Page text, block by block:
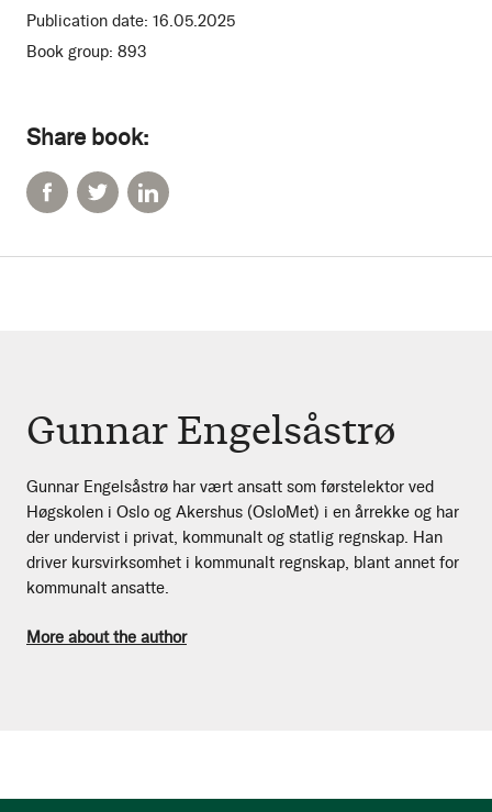
Share book:
Publication date: 16.05.2025
Book group: 893
Gunnar Engelsåstrø
Gunnar Engelsåstrø har vært ansatt som førstelektor ved
Høgskolen i Oslo og Akershus (OsloMet) i en årrekke og har
der undervist i privat, kommunalt og statlig regnskap. Han
driver kursvirksomhet i kommunalt regnskap, blant annet for
kommunalt ansatte.
More about the author